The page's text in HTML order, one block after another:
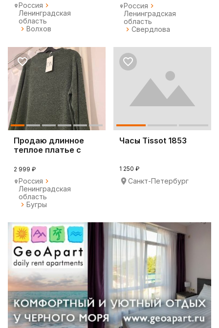
Россия
Ленинградская
область
Волхов
Россия
Ленинградская
область
Свердлова
Продаю длинное
теплое платье с
комплекте
2 999 ₽
Россия
Ленинградская
область
Бугры
Часы Tissot 1853
1 250 ₽
Санкт-Петербург